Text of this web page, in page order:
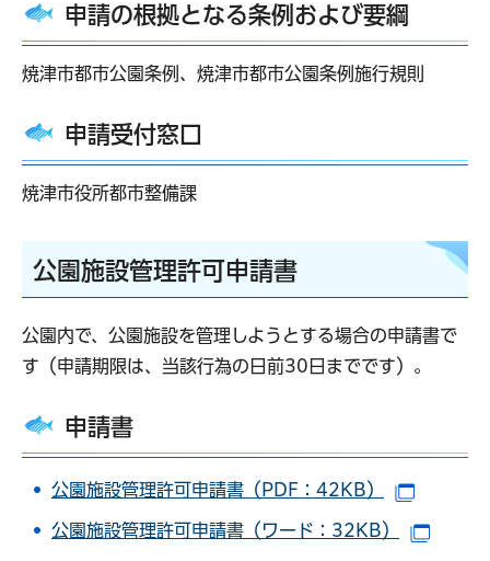
申請の根拠となる条例および要綱
焼津市都市公園条例、焼津市都市公園条例施行規則
申請受付窓口
焼津市役所都市整備課
公園施設管理許可申請書
公園内で、公園施設を管理しようとする場合の申請書で
す（申請期限は、当該行為の日前30日までです）。
申請書
公園施設管理許可申請書（PDF：42KB）
公園施設管理許可申請書（ワード：32KB）